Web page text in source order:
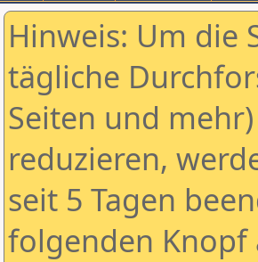
Hinweis: Um die
tägliche
Seiten und
reduzieren,
seit 5 Tagen
folgenden Knopf